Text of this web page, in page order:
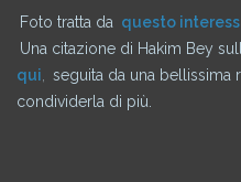
Foto tratta da questo
Una citazione di Hakim Bey
qui
seguita da una bellissima
condividerla di più.